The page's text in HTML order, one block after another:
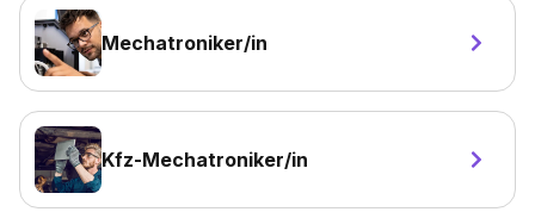
Mechatroniker/in
Kfz-Mechatroniker/in